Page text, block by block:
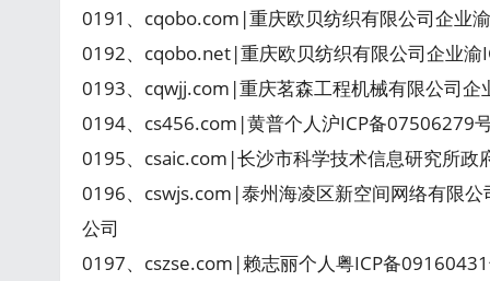
0191、cqobo.com|重庆欧贝纺织有限公司企业
0192、cqobo.net|重庆欧贝纺织有限公司企业渝
0193、cqwjj.com|重庆茗森工程机械有限公司
0194、cs456.com|黄普个人沪ICP备07506279
0195、csaic.com|长沙市科学技术信息研究所政
0196、cswjs.com|泰州海凌区新空间网络有限
公司
0197、cszse.com|赖志丽个人粤ICP备